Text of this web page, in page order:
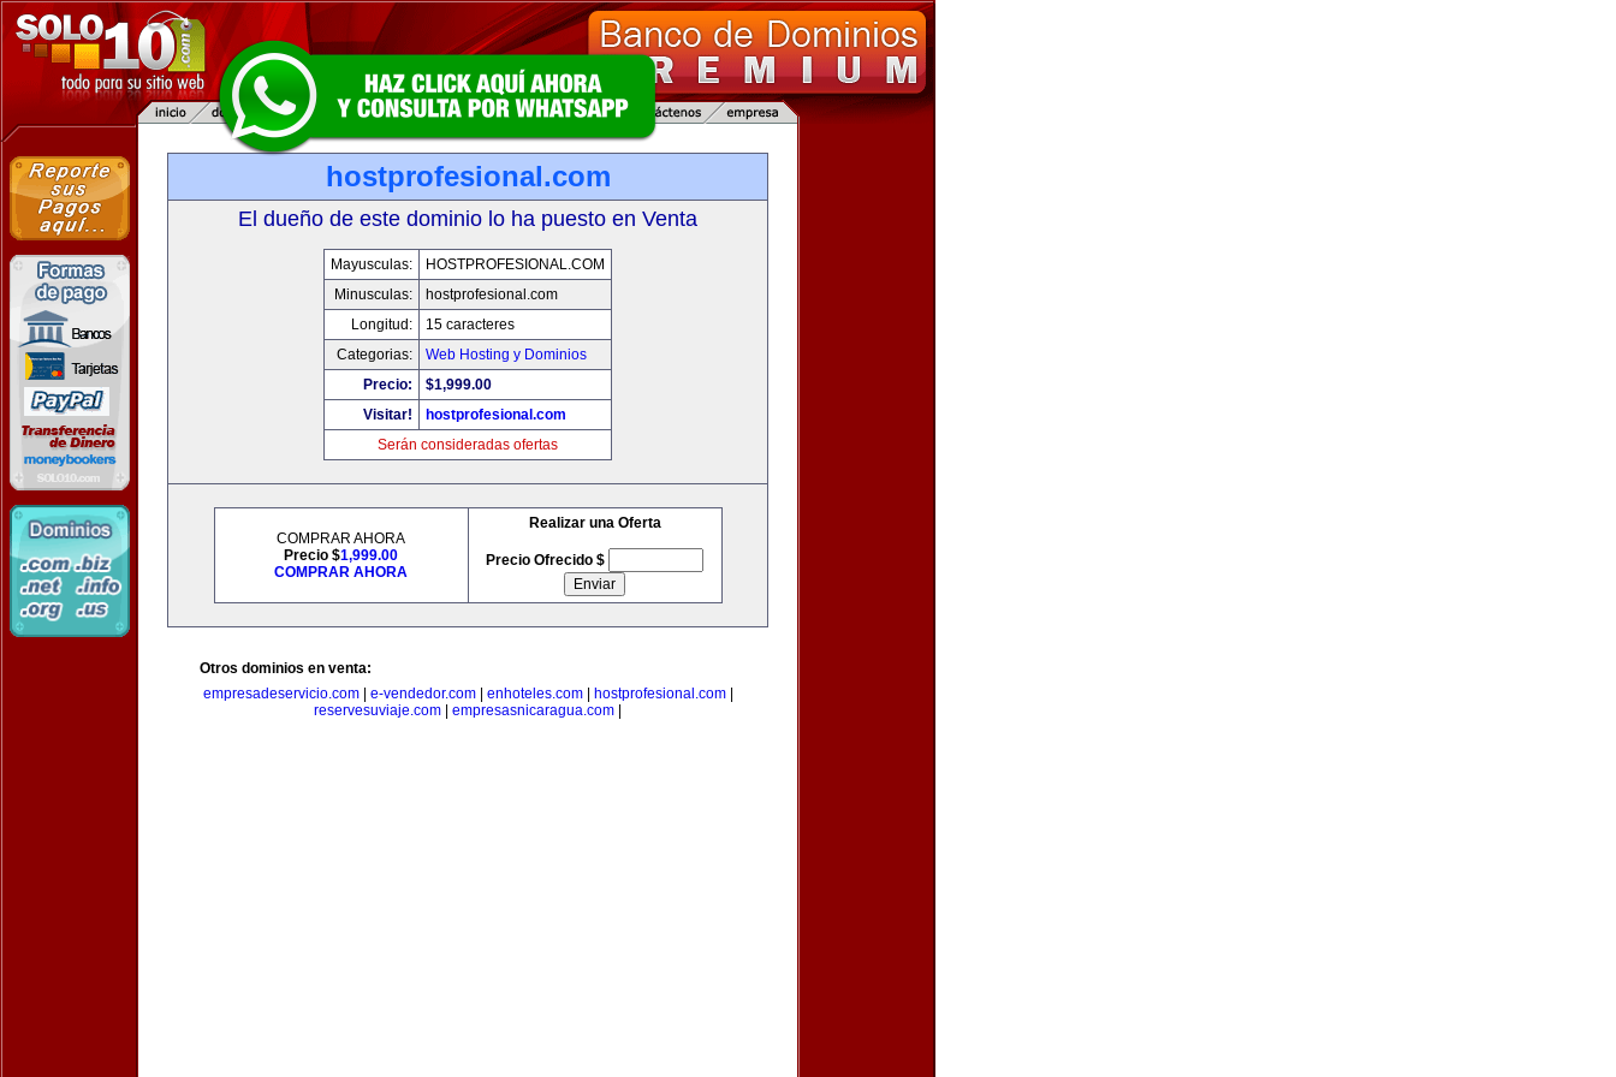
hostprofesional.com
El dueño de este dominio lo ha puesto en Venta
Mayusculas:
HOSTPROFESIONAL.COM
Minusculas:
hostprofesional.com
Longitud:
15 caracteres
Categorias:
Web Hosting y Dominios
Precio:
$1,999.00
Visitar!
hostprofesional.com
Serán consideradas ofertas
COMPRAR AHORA
Precio $1,999.00
COMPRAR AHORA
Realizar una Oferta
Precio Ofrecido $
Otros dominios en venta:
empresadeservicio.com| e-vendedor.com| enhoteles.com| hostprofesional.com|
reservesuviaje.com
empresasnicaragua.com